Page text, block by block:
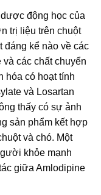
động học của
trị liệu trên chuột
đáng kể nào về các
các chất chuyển
hóa có hoạt tính
và Losartan
thấy có sự ảnh
sản phẩm kết hợp
và chó. Một
khỏe mạnh
giữa Amlodipine